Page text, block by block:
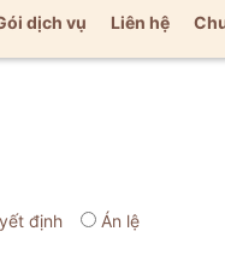
dịch vụ Liên hệ
định Án lệ